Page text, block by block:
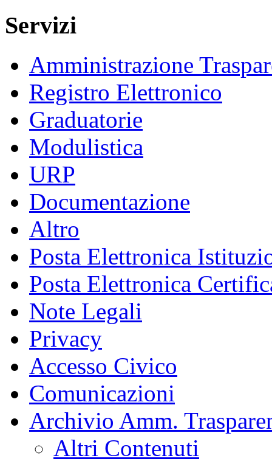
Servizi
Amministrazione
Registro Elettronico
Graduatorie
Modulistica
URP
Documentazione
Altro
Posta Elettronica
Posta Elettronica
Note Legali
Privacy
Accesso Civico
Comunicazioni
Archivio Amm.
Altri Contenuti